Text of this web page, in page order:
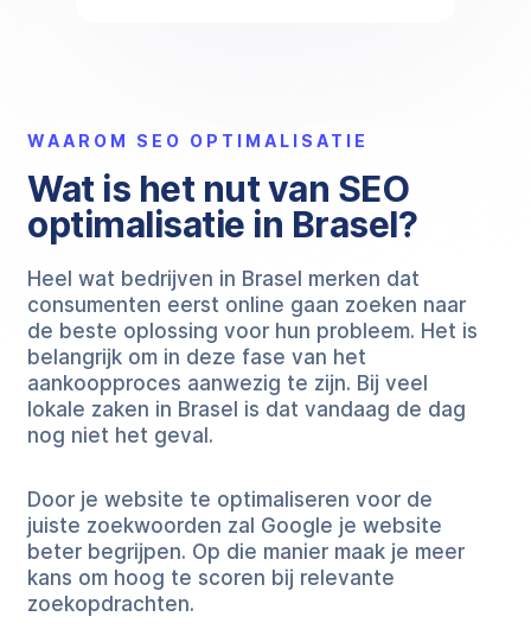
WAAROM SEO OPTIMALISATIE
Wat is het nut van SEO
optimalisatie in Brasel?
Heel wat bedrijven in Brasel merken dat
consumenten eerst online gaan zoeken naar
de beste oplossing voor hun probleem. Het is
belangrijk om in deze fase van het
aankoopproces aanwezig te zijn. Bij veel
lokale zaken in Brasel is dat vandaag de dag
nog niet het geval.
Door je website te optimaliseren voor de
juiste zoekwoorden zal Google je website
beter begrijpen. Op die manier maak je meer
kans om hoog te scoren bij relevante
zoekopdrachten.